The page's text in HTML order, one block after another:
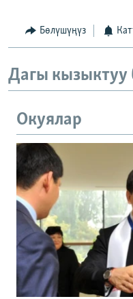
Бөлүшүңүз
Дагы кызыктуу
Окуялар